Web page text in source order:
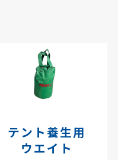
テント養生用
ウエイト